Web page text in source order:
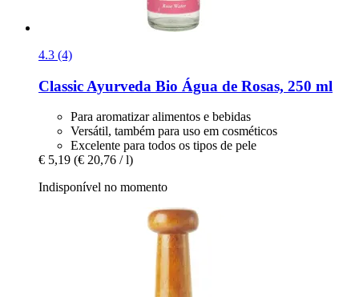
4.3 (4)
Classic Ayurveda Bio Água de Rosas, 250 ml
Para aromatizar alimentos e bebidas
Versátil, também para uso em cosméticos
Excelente para todos os tipos de pele
€ 5,19 (€ 20,76 / l)
Indisponível no momento